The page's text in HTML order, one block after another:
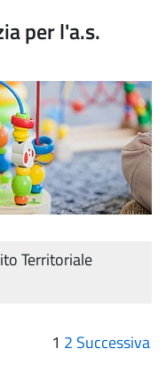
per l'a.s.
Territoriale
1 2 Successiva